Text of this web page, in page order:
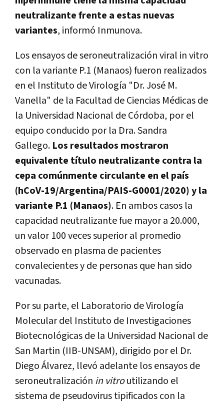
neutralizante frente a estas nuevas
variantes, informó Inmunova.
Los ensayos de seroneutralización viral in vitro
con la variante P.1 (Manaos) fueron realizados
en el Instituto de Virología "Dr. José M.
Vanella" de la Facultad de Ciencias Médicas de
la Universidad Nacional de Córdoba, por el
equipo conducido por la Dra. Sandra
Gallego. Los resultados mostraron
equivalente título neutralizante contra la
cepa comúnmente circulante en el país
(hCoV-19/Argentina/PAIS-G0001/2020) y la
variante P.1 (Manaos). En ambos casos la
capacidad neutralizante fue mayor a 20.000,
un valor 100 veces superior al promedio
observado en plasma de pacientes
convalecientes y de personas que han sido
vacunadas.
Por su parte, el Laboratorio de Virología
Molecular del Instituto de Investigaciones
Biotecnológicas de la Universidad Nacional de
San Martin (IIB-UNSAM), dirigido por el Dr.
Diego Álvarez, llevó adelante los ensayos de
seroneutralización in vitroutilizando el
sistema de pseudovirus tipificados con la